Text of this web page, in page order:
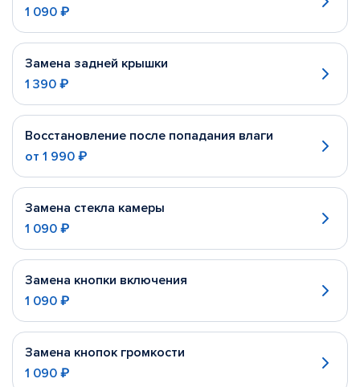
1 090 ₽
Замена задней крышки
1 390 ₽
Восстановление после попадания влаги
от 1 990 ₽
Замена стекла камеры
1 090 ₽
Замена кнопки включения
1 090 ₽
Замена кнопок громкости
1 090 ₽